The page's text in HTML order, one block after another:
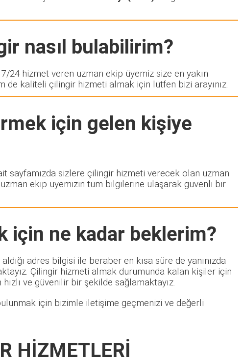
nasıl bulabilirim?
hizmet veren uzman ekip üyemiz size en yakın
kaliteli çilingir hizmeti almak için lütfen bizi arayınız.
için gelen kişiye
sayfamızda sizlere çilingir hizmeti verecek olan uzman
ekip üyemizin tüm bilgilerine ulaşarak güvenli bir
için ne kadar beklerim?
adres bilgisi ile beraber en kısa süre de yanınızda
Çilingir hizmeti almak durumunda kalan kişiler için
ve güvenilir bir şekilde sağlamaktayız.
için bizimle iletişime geçmenizi ve değerli
HİZMETLERİ